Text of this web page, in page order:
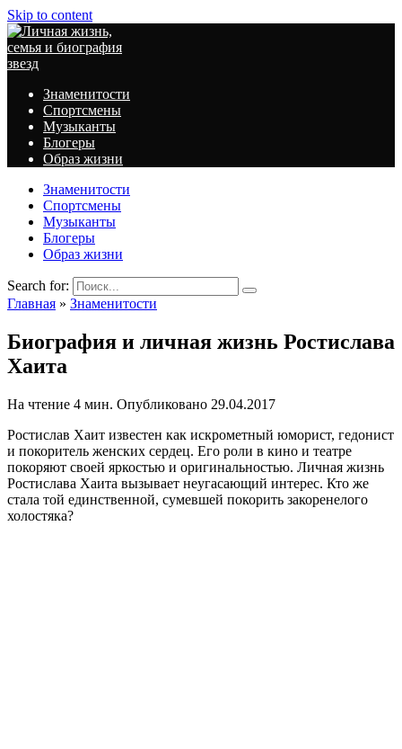
Skip to content
Знаменитости
Спортсмены
Музыканты
Блогеры
Образ жизни
Знаменитости
Спортсмены
Музыканты
Блогеры
Образ жизни
Search for:
Главная » Знаменитости
Биография и личная жизнь Ростислава
Хаита
На чтение 4 мин. Опубликовано 29.04.2017
Ростислав Хаит известен как искрометный юморист, гедонист
и покоритель женских сердец. Его роли в кино и театре
покоряют своей яркостью и оригинальностью. Личная жизнь
Ростислава Хаита вызывает неугасающий интерес. Кто же
стала той единственной, сумевшей покорить закоренелого
холостяка?